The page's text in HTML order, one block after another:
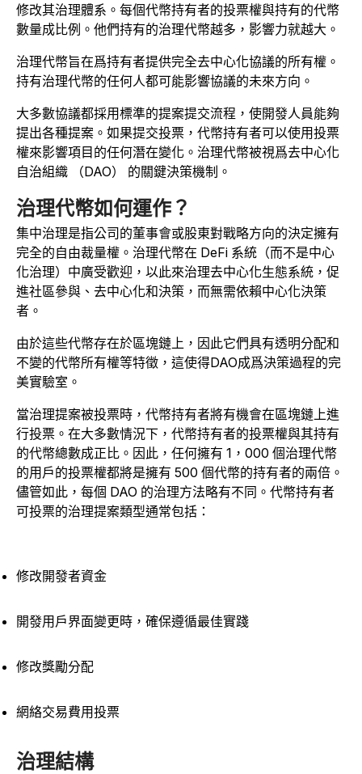
修改其治理體系。每個代幣持有者的投票權與持有的代幣
數量成比例。他們持有的治理代幣越多，影響力就越大。
治理代幣旨在爲持有者提供完全去中心化協議的所有權。
持有治理代幣的任何人都可能影響協議的未來方向。
大多數協議都採用標準的提案提交流程，使開發人員能夠
提出各種提案。如果提交投票，代幣持有者可以使用投票
權來影響項目的任何潛在變化。治理代幣被視爲去中心化
自治組織 （DAO） 的關鍵決策機制。
治理代幣如何運作？
集中治理是指公司的董事會或股東對戰略方向的決定擁有
完全的自由裁量權。治理代幣在 DeFi 系統（而不是中心
化治理）中廣受歡迎，以此來治理去中心化生態系統，促
進社區參與、去中心化和決策，而無需依賴中心化決策
者。
由於這些代幣存在於區塊鏈上，因此它們具有透明分配和
不變的代幣所有權等特徵，這使得DAO成爲決策過程的完
美實驗室。
當治理提案被投票時，代幣持有者將有機會在區塊鏈上進
行投票。在大多數情況下，代幣持有者的投票權與其持有
的代幣總數成正比。因此，任何擁有 1，000 個治理代幣
的用戶的投票權都將是擁有 500 個代幣的持有者的兩倍。
儘管如此，每個 DAO 的治理方法略有不同。代幣持有者
可投票的治理提案類型通常包括：
修改開發者資金
開發用戶界面變更時，確保遵循最佳實踐
修改獎勵分配
網絡交易費用投票
治理結構